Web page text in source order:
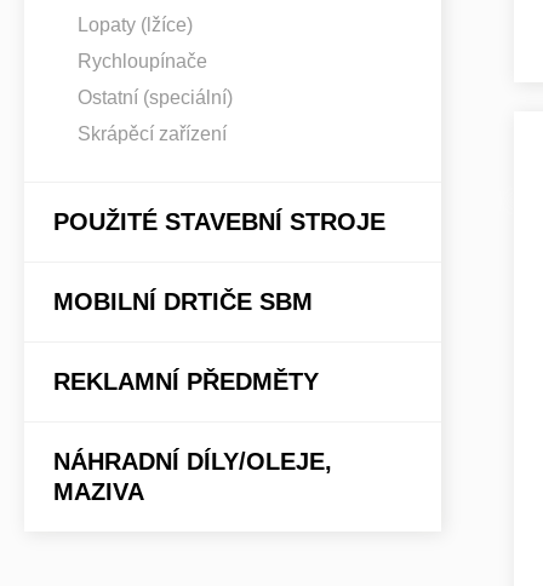
Lopaty (lžíce)
Rychloupínače
Ostatní (speciální)
Skrápěcí zařízení
POUŽITÉ STAVEBNÍ STROJE
MOBILNÍ DRTIČE SBM
REKLAMNÍ PŘEDMĚTY
NÁHRADNÍ DÍLY/OLEJE,
MAZIVA